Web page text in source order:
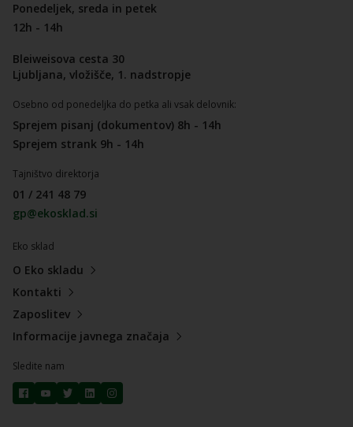
Ponedeljek, sreda in petek
12h - 14h
Bleiweisova cesta 30
Ljubljana, vložišče, 1. nadstropje
Osebno od ponedeljka do petka ali vsak delovnik:
Sprejem pisanj (dokumentov) 8h - 14h
Sprejem strank 9h - 14h
Tajništvo direktorja
01 / 241 48 79
gp@ekosklad.si
Eko sklad
O Eko skladu
Kontakti
Zaposlitev
Informacije javnega značaja
Sledite nam